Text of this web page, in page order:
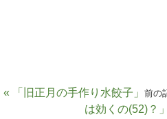
« 「旧正月の手作り水餃子」 前の
は効くの(52)？」